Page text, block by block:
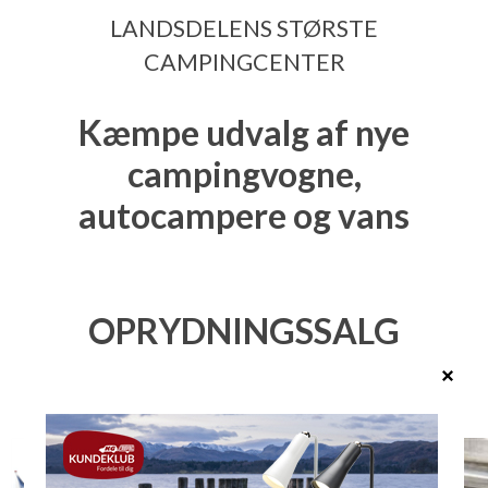
LANDSDELENS STØRSTE
CAMPINGCENTER
Kæmpe udvalg af nye
campingvogne,
autocampere og vans
OPRYDNINGSSALG
Leder du efter fabriksnye vogne til nedsat pris? Vi har